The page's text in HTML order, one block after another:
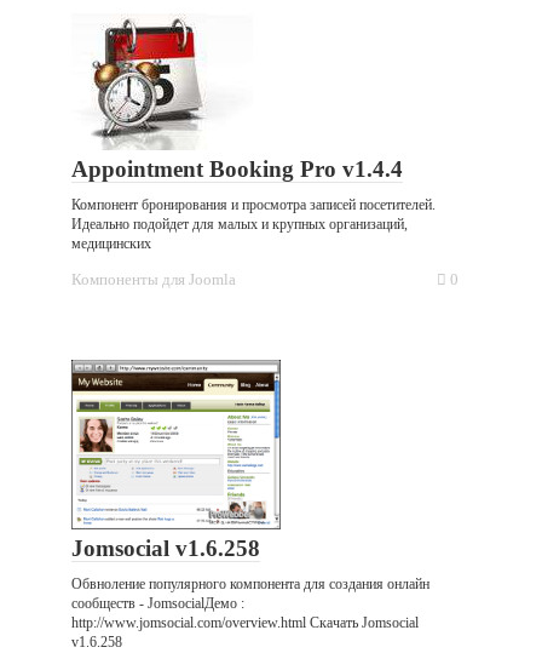
Appointment Booking Pro v1.4.4
Компонент бронирования и просмотра записей посетителей.
Идеально подойдет для малых и крупных организаций,
медицинских
Компоненты для Joomla 0
Jomsocial v1.6.258
Обвноление популярного компонента для создания онлайн
сообществ - JomsocialДемо :
http://www.jomsocial.com/overview.html Скачать Jomsocial
v1.6.258